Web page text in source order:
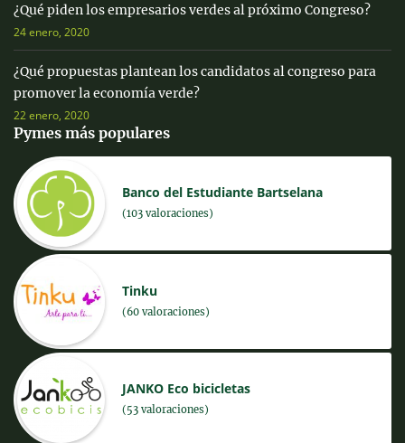
¿Qué piden los empresarios verdes al próximo Congreso?
24 enero, 2020
¿Qué propuestas plantean los candidatos al congreso para
promover la economía verde?
22 enero, 2020
Pymes más populares
Banco del Estudiante Bartselana
(103 valoraciones)
Tinku
(60 valoraciones)
JANKO Eco bicicletas
(53 valoraciones)